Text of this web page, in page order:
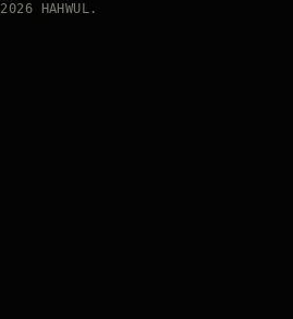
2026 HAHWUL.